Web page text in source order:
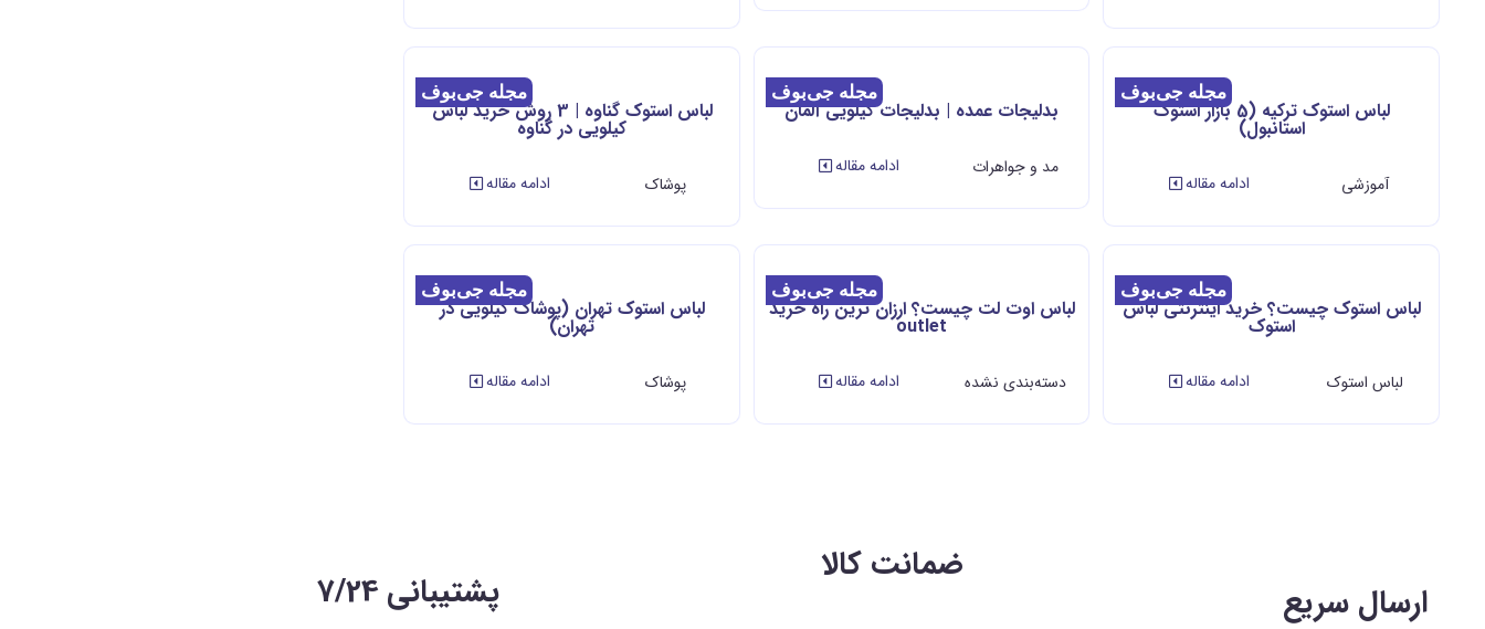
مجله جی‌بوف
لباس استوک ترکیه (5 بازار استوک
استانبول)
آموزشی ادامه مقاله
مجله جی‌بوف
بدلیجات عمده | بدلیجات کیلویی آلمان
مد و جواهرات ادامه مقاله
مجله جی‌بوف
لباس استوک گناوه | 3 روش خرید لباس
کیلویی در گناوه
پوشاک ادامه مقاله
مجله جی‌بوف
لباس استوک چیست؟ خرید اینترنتی لباس
استوک
لباس استوک ادامه مقاله
مجله جی‌بوف
لباس اوت لت چیست؟ ارزان ترین راه خرید
outlet
دسته‌بندی نشده ادامه مقاله
مجله جی‌بوف
لباس استوک تهران (پوشاک کیلویی در
تهران)
پوشاک ادامه مقاله
ارسال سریع
ضمانت کالا
پشتیبانی 7/24